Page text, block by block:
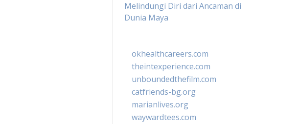
Melindungi Diri dari Ancaman di
Dunia Maya
okhealthcareers.com
theintexperience.com
unboundedthefilm.com
catfriends-bg.org
marianlives.org
waywardtees.com